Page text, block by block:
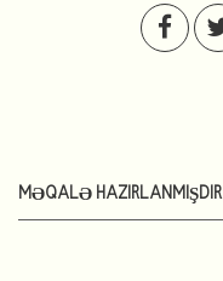
MƏQALƏ HAZIRLANMIŞDIR